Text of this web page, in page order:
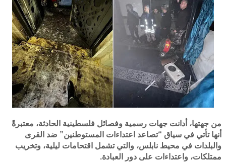
من جهتها، أدانت جهات رسمية وفصائل فلسطينية الحادثة، معتبرةً
أنها تأتي في سياق “تصاعد اعتداءات المستوطنين” ضد القرى
والبلدات في محيط نابلس، والتي تشمل اقتحامات ليلية، وتخريب
ممتلكات، واعتداءات على دور العبادة.